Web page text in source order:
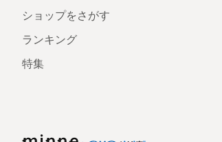
ショップをさがす
ランキング
特集